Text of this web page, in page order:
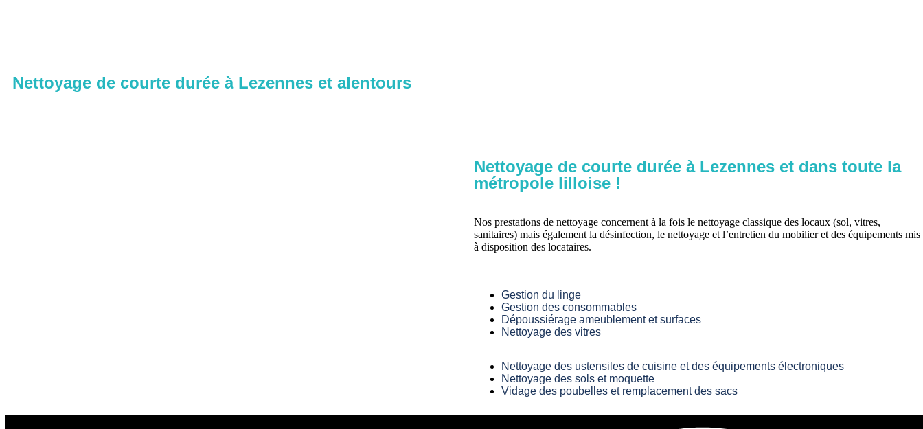
Nettoyage de courte durée à Lezennes et alentours
Nettoyage de courte durée à Lezennes et dans toute la
métropole lilloise !
Nos prestations de nettoyage concernent à la fois le nettoyage classique des locaux (sol, vitres,
sanitaires) mais également la désinfection, le nettoyage et l’entretien du mobilier et des équipements mis
à disposition des locataires.
Gestion du linge
Gestion des consommables
Dépoussiérage ameublement et surfaces
Nettoyage des vitres
Nettoyage des ustensiles de cuisine et des équipements électroniques
Nettoyage des sols et moquette
Vidage des poubelles et remplacement des sacs